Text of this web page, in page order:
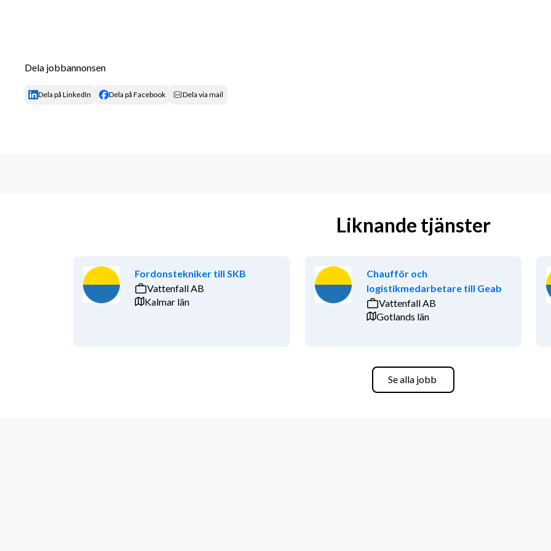
Dela jobbannonsen
Dela på LinkedIn Dela på Facebook Dela via mail
Liknande tjänster
Fordonstekniker till SKB
Vattenfall AB
Kalmar län
Chaufför och
logistikmedarbetare till Geab
Vattenfall AB
Gotlands län
Se alla jobb